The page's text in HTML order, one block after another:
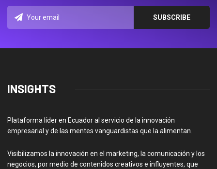
INSIGHTS
Plataforma líder en Ecuador al servicio de la innovación
empresarial y de las mentes vanguardistas que la alimentan.
Visibilizamos la innovación en el marketing, la comunicación y los
negocios, por medio de contenidos creativos e influyentes, que